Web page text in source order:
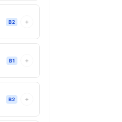
B2 +
B1 +
B2 +